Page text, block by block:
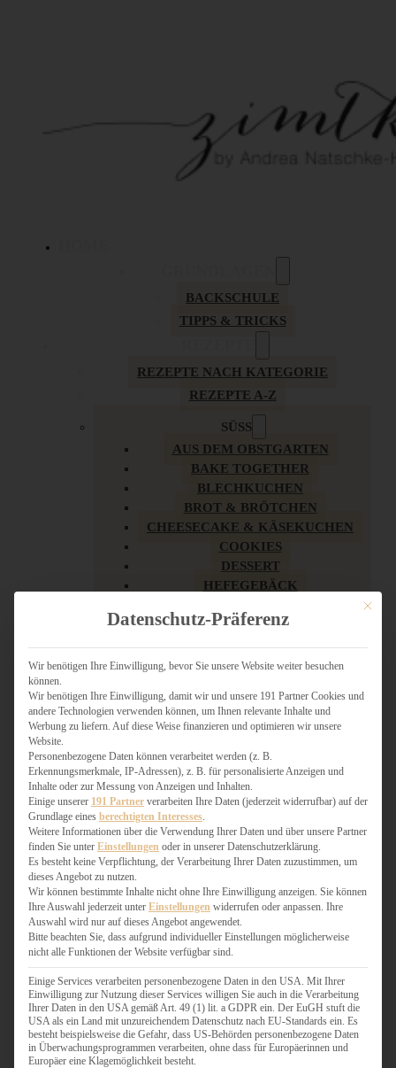
BACKSCHULE
TIPPS & TRICKS
REZEPTE NACH KATEGORIE
REZEPTE A-Z
SÜSS
AUS DEM OBSTGARTEN
BAKE TOGETHER
BLECHKUCHEN
BROT & BRÖTCHEN
CHEESECAKE & KÄSEKUCHEN
COOKIES
DESSERT
HEFEGEBÄCK
KUCHEN
LOW CARB & GESÜNDER
MY AMERICAN BAKERY
SCHOKOLADIGES
SÜSSES HAUPTGERICHT
TÖRTCHEN
VEGAN SÜSS
WEIHNACHTSBÄCKEREI
HERZHAFT
BURGER & SANDWICHES
FIX AUF DEM TISCH
FLEISCH & FISCH
GRILLEN / BARBECUE
HERZHAFTES BACKEN
ONE-POT-GERICHTE
PASTA & NUDELGERICHTE
PIZZA, TARTES & QUICHES
REIS & RISOTTO
Mit
Datenschutz-Präferenz
Wir benötigen Ihre Einwilligung, bevor Sie unsere Website weiter besuchen
können.
Wir benötigen Ihre Einwilligung, damit wir und unsere 191 Partner Cookies und
andere Technologien verwenden können, um Ihnen relevante Inhalte und
Werbung zu liefern. Auf diese Weise finanzieren und optimieren wir unsere
Website.
Personenbezogene Daten können verarbeitet werden (z. B.
Erkennungsmerkmale, IP-Adressen), z. B. für personalisierte Anzeigen und
Inhalte oder zur Messung von Anzeigen und Inhalten.
Einige unserer 191 Partner verarbeiten Ihre Daten (jederzeit widerrufbar) auf der
Grundlage eines berechtigten Interesses
Weitere Informationen über die Verwendung Ihrer Daten und über unsere Partner
finden Sie unter Einstellungen oder in unserer Datenschutzerklärung.
Es besteht keine Verpflichtung, der Verarbeitung Ihrer Daten zuzustimmen, um
dieses Angebot zu nutzen.
Wir können bestimmte Inhalte nicht ohne Ihre Einwilligung anzeigen. Sie können
Ihre Auswahl jederzeit unter Einstellungen widerrufen oder anpassen. Ihre
Auswahl wird nur auf dieses Angebot angewendet.
Bitte beachten Sie, dass aufgrund individueller Einstellungen möglicherweise
nicht alle Funktionen der Website verfügbar sind.
Einige Services verarbeiten personenbezogene Daten in den USA. Mit Ihrer
Einwilligung zur Nutzung dieser Services willigen Sie auch in die Verarbeitung
Ihrer Daten in den USA gemäß Art. 49 (1) lit. a GDPR ein. Der EuGH stuft die
USA als ein Land mit unzureichendem Datenschutz nach EU-Standards ein. Es
besteht beispielsweise die Gefahr, dass US-Behörden personenbezogene Daten
in Überwachungsprogrammen verarbeiten, ohne dass für Europäerinnen und
Europäer eine Klagemöglichkeit besteht.